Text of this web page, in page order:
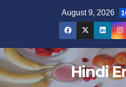
August 9, 2026
Hindi